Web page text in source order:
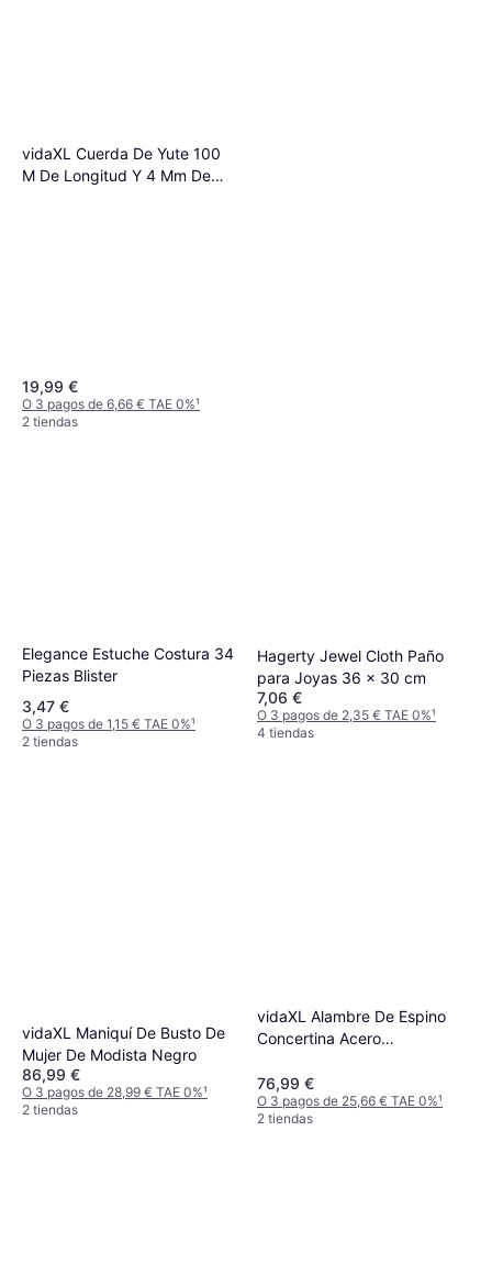
vidaXL Cuerda De Yute 100
M De Longitud Y 4 Mm De
19,99 €
O 3 pagos de 6,66 € TAE 0%¹
2 tiendas
O 3 pagos de 58,00 € TAE 0%
2 tiendas
Elegance Estuche Costura 34
Piezas Blister
3,47 €
O 3 pagos de 1,15 € TAE 0%¹
2 tiendas
Hagerty Jewel Cloth Paño
para Joyas 36 x 30 cm
7,06 €
O 3 pagos de 2,35 € TAE 0%¹
4 tiendas
vidaXL Maniquí De Busto De
Mujer De Modista Negro
86,99 €
O 3 pagos de 28,99 € TAE 0%¹
2 tiendas
vidaXL Alambre De Espino
Concertina Acero
76,99 €
O 3 pagos de 25,66 € TAE 0%¹
2 tiendas